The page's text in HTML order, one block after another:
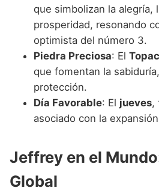
que simbolizan la alegría,
prosperidad, resonando
optimista del número 3.
Piedra Preciosa: El
que fomentan la
protección.
Día Favorable: El jueves,
asociado con la
Jeffrey en el
Global